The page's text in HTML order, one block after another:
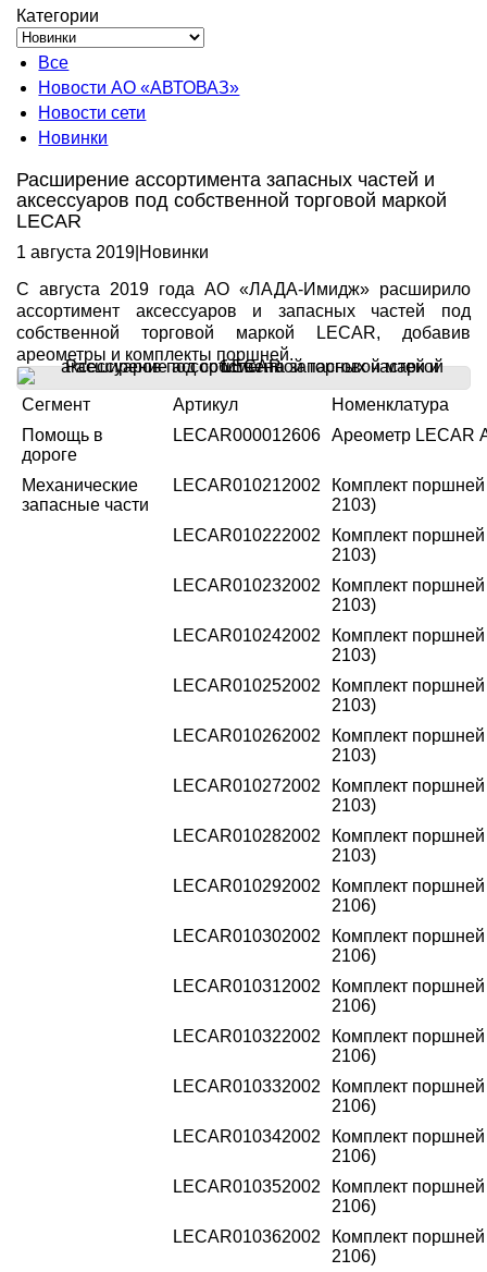
Категории
Все
Новости АО «АВТОВАЗ»
Новости сети
Новинки
Расширение ассортимента запасных частей и
аксессуаров под собственной торговой маркой
LECAR
1 августа 2019 Новинки
С августа 2019 года АО «ЛАДА-Имидж» расширило
ассортимент аксессуаров и запасных частей под
собственной торговой маркой LECAR, добавив
ареометры и комплекты поршней.
Сегмент Артикул
Номенклатура
Помощь в
дороге
LECAR000012606 Ареометр LECAR
Механические
запасные части
LECAR010212002
Комплект
2103)
LECAR010222002
Комплект
2103)
LECAR010232002
Комплект
2103)
LECAR010242002
Комплект
2103)
LECAR010252002
Комплект
2103)
LECAR010262002
Комплект
2103)
LECAR010272002
Комплект
2103)
LECAR010282002
Комплект
2103)
LECAR010292002
Комплект
2106)
LECAR010302002
Комплект
2106)
LECAR010312002
Комплект
2106)
LECAR010322002
Комплект
2106)
LECAR010332002
Комплект
2106)
LECAR010342002
Комплект
2106)
LECAR010352002
Комплект
2106)
LECAR010362002
Комплект
2106)